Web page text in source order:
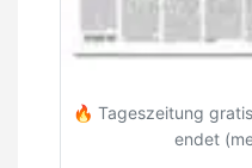
🔥 Tageszeitung
endet